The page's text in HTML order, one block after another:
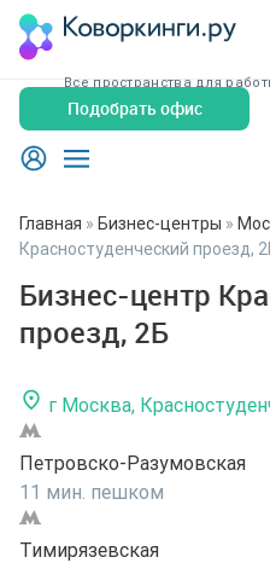
Все пространства для
Подобрать офис
Главная » Бизнес-центры »
Красностуденческий проезд,
Бизнес-центр
проезд, 2Б
г Москва,
Петровско-Разумовская
11 мин. пешком
Тимирязевская